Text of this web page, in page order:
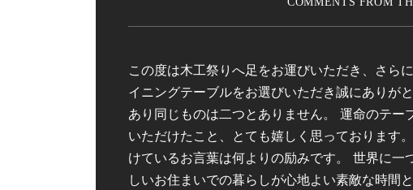
この度は木工祭りへ足をお運びいただき、さら
イニングテーブルをお選びいただき誠にありが
あり同じものは二つとありません。 運命のテー
いただけたこと、とても嬉しく思っております
けているお言葉は何よりの励みです。 世界に
しいお住まいでの暮らしが心地よい素敵な時間